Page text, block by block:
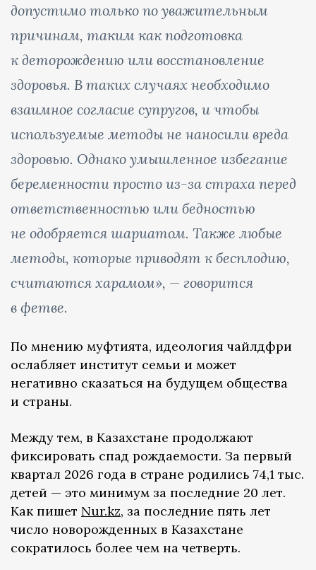
допустимо только по уважительным
причинам, таким как подготовка
к деторождению или восстановление
здоровья. В таких случаях необходимо
взаимное согласие супругов, и чтобы
используемые методы не наносили вреда
здоровью. Однако умышленное избегание
беременности просто из-за страха перед
ответственностью или бедностью
не одобряется шариатом. Также любые
методы, которые приводят к бесплодию,
считаются харамом», — говорится
в фетве.
По мнению муфтията, идеология чайлдфри
ослабляет институт семьи и может
негативно сказаться на будущем общества
и страны.
Между тем, в Казахстане продолжают
фиксировать спад рождаемости. За первый
квартал 2026 года в стране родились 74,1 тыс.
детей — это минимум за последние 20 лет.
Как пишет Nur.kz, за последние пять лет
число новорожденных в Казахстане
сократилось более чем на четверть.